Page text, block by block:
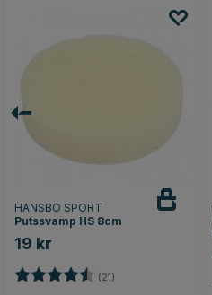
HANSBO SPORT
Putssvamp HS 8cm
19 kr
Betyg: (21)